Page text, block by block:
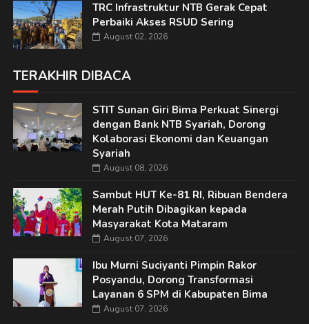
TRC Infrastruktur NTB Gerak Cepat
Perbaiki Akses RSUD Sering
August 02, 2026
TERAKHIR DIBACA
STIT Sunan Giri Bima Perkuat Sinergi
dengan Bank NTB Syariah, Dorong
Kolaborasi Ekonomi dan Keuangan
Syariah
August 08, 2026
Sambut HUT Ke-81 RI, Ribuan Bendera
Merah Putih Dibagikan kepada
Masyarakat Kota Mataram
August 07, 2026
Ibu Murni Suciyanti Pimpin Rakor
Posyandu, Dorong Transformasi
Layanan 6 SPM di Kabupaten Bima
August 07, 2026